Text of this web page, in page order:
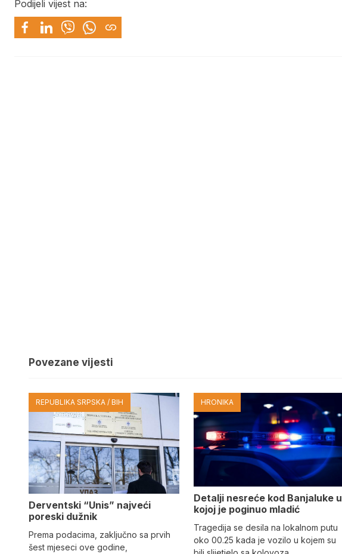
Podijeli vijest na:
Povezane vijesti
REPUBLIKA SRPSKA / BIH
Derventski “Unis” najveći
poreski dužnik
Prema podacima, zaključno sa prvih
šest mjeseci ove godine,
HRONIKA
Detalji nesreće kod Banjaluke u
kojoj je poginuo mladić
Tragedija se desila na lokalnom putu
oko 00.25 kada je vozilo u kojem su